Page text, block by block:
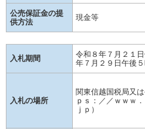
公売保証金の提
供方法
現金等
入札期間
令和８年７月２１
年７月２９日午後
入札の場所
関東信越国税局又
ｐｓ：／／ｗｗｗ
ｊｐ）